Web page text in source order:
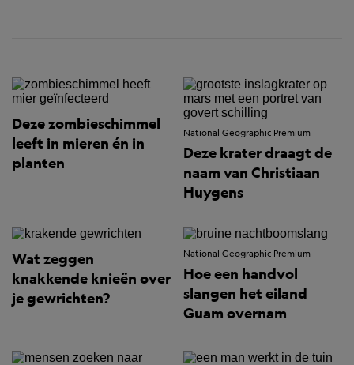
Deze zombieschimmel
leeft in mieren én in
planten
National Geographic Premium
Deze krater draagt de
naam van Christiaan
Huygens
Wat zeggen
knakkende knieën over
je gewrichten?
National Geographic Premium
Hoe een handvol
slangen het eiland
Guam overnam